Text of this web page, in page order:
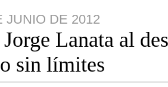
JUNIO DE 2012
Lanata al
sin límites